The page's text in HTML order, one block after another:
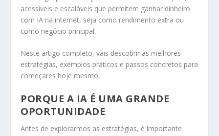
acessíveis e escaláveis que permitem ganhar dinheiro
com IA na internet, seja como rendimento extra ou
como negócio principal.
Neste artigo completo, vais descobrir as melhores
estratégias, exemplos práticos e passos concretos para
começares hoje mesmo.
PORQUE A IA É UMA GRANDE
OPORTUNIDADE
Antes de explorarmos as estratégias, é importante